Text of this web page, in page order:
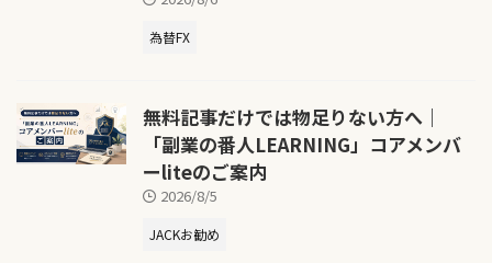
為替FX
無料記事だけでは物足りない方へ｜
「副業の番人LEARNING」コアメンバ
ーliteのご案内
2026/8/5
JACKお勧め